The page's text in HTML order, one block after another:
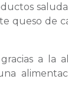
queso de
a la